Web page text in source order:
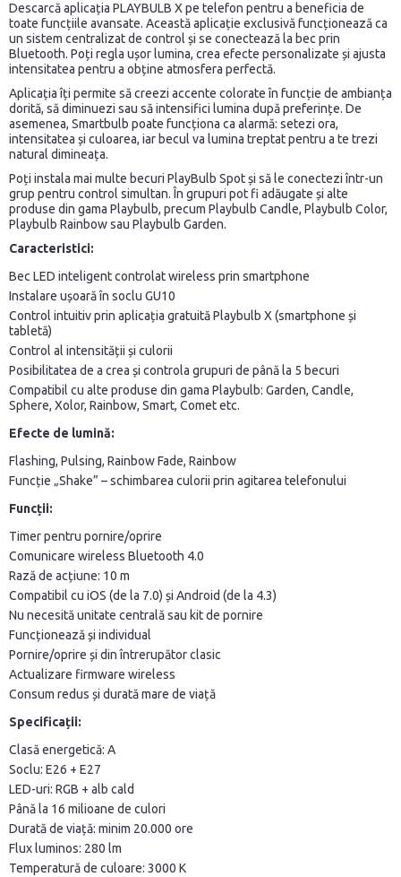
Descarcă aplicația PLAYBULB X pe telefon pentru a beneficia de
toate funcțiile avansate. Această aplicație exclusivă funcționează ca
un sistem centralizat de control și se conectează la bec prin
Bluetooth. Poți regla ușor lumina, crea efecte personalizate și ajusta
intensitatea pentru a obține atmosfera perfectă.
Aplicația îți permite să creezi accente colorate în funcție de ambianța
dorită, să diminuezi sau să intensifici lumina după preferințe. De
asemenea, Smartbulb poate funcționa ca alarmă: setezi ora,
intensitatea și culoarea, iar becul va lumina treptat pentru a te trezi
natural dimineața.
Poți instala mai multe becuri PlayBulb Spot și să le conectezi într-un
grup pentru control simultan. În grupuri pot fi adăugate și alte
produse din gama Playbulb, precum Playbulb Candle, Playbulb Color,
Playbulb Rainbow sau Playbulb Garden.
Caracteristici:
Bec LED inteligent controlat wireless prin smartphone
Instalare ușoară în soclu GU10
Control intuitiv prin aplicația gratuită Playbulb X (smartphone și
tabletă)
Control al intensității și culorii
Posibilitatea de a crea și controla grupuri de până la 5 becuri
Compatibil cu alte produse din gama Playbulb: Garden, Candle,
Sphere, Xolor, Rainbow, Smart, Comet etc.
Efecte de lumină:
Flashing, Pulsing, Rainbow Fade, Rainbow
Funcție „Shake” – schimbarea culorii prin agitarea telefonului
Funcții:
Timer pentru pornire/oprire
Comunicare wireless Bluetooth 4.0
Rază de acțiune: 10 m
Compatibil cu iOS (de la 7.0) și Android (de la 4.3)
Nu necesită unitate centrală sau kit de pornire
Funcționează și individual
Pornire/oprire și din întrerupător clasic
Actualizare firmware wireless
Consum redus și durată mare de viață
Specificații:
Clasă energetică: A
Soclu: E26 + E27
LED-uri: RGB + alb cald
Până la 16 milioane de culori
Durată de viață: minim 20.000 ore
Flux luminos: 280 lm
Temperatură de culoare: 3000 K